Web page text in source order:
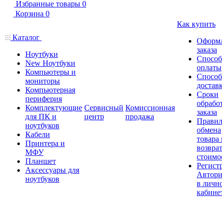
Избранные товары 0
Корзина 0
Каталог
Ноутбуки
New Ноутбуки
Компьютеры и
мониторы
Компьютерная
периферия
Комплектующие
для ПК и
ноутбуков
Кабели
Принтера и
МФУ
Планшет
Аксессуары для
ноутбуков
Сервисный
центр
Комиссионная
продажа
Как купить
заказа
оплаты
Сроки
заказа
обмена
товара
в